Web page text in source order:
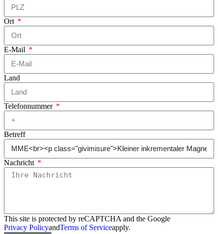
Ort
E-Mail
Land
Telefonnummer
Betreff
Nachricht
This site is protected by reCAPTCHA and the Google
Privacy PolicyandTerms of Serviceapply.